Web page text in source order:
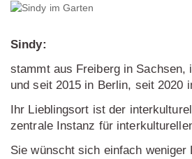
Sindy:
stammt aus Freiberg in Sachsen,
und seit 2015 in Berlin, seit 2020
Ihr Lieblingsort ist der
zentrale Instanz für
Sie wünscht sich einfach weniger